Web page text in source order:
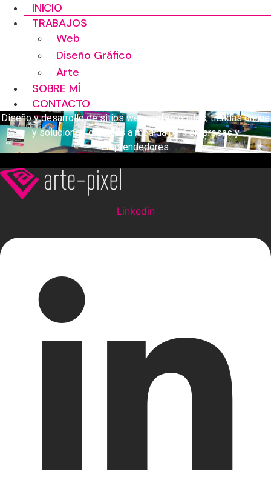
INICIO
TRABAJOS
Web
Diseño Gráfico
Arte
SOBRE MÍ
CONTACTO
Diseño y desarrollo de sitios web profesionales, tiendas online
y soluciones digitales a medida para empresas y
emprendedores.
Linkedin